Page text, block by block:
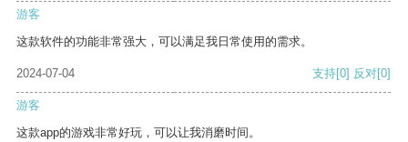
游客
这款软件的功能非常强大，可以满足我日常使用的需求。
2024-07-04 支持[0] 反对[0]
游客
这款app的游戏非常好玩，可以让我消磨时间。